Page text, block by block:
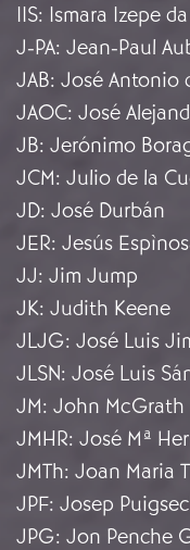
IIS: Ismara Izepe
J-PA: Jean-Paul
JAB: José Antonio
JAOC: José
JB: Jerónimo
JCM: Julio de la
JD: José Durbán
JER: Jesús
JJ: Jim Jump
JK: Judith Keene
JLJG: José Luis
JLSN: José Luis
JM: John McGrath
JMHR: José Mª
JMTh: Joan Maria
JPF: Josep
JPG: Jon Penche